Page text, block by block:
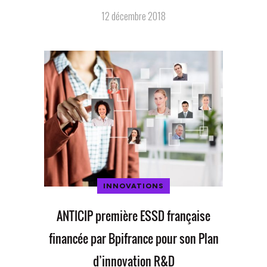
12 décembre 2018
INNOVATIONS
ANTICIP première ESSD française
financée par Bpifrance pour son Plan
d’innovation R&D